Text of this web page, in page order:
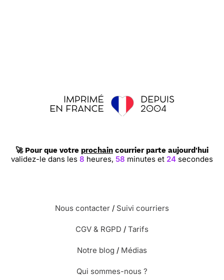
🚀 Pour que votre prochain courrier parte aujourd'hui
validez-le dans les 8 heures, 58 minutes et 24 secondes
Nous contacter / Suivi courriers
CGV & RGPD / Tarifs
Notre blog / Médias
Qui sommes-nous ?